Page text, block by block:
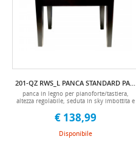
collegamento 3 tedali
universalespegnimento automatico dopo
30 minuti di inattivitàspeaker: 2 x
15wbluetooth 5.0: interazione con app per
performance e didatticainclude:
alimentatore, pedale sustain, leggìo,
manuale it/en accessori non inclusi: stand
10 kg .dicono di noi: -sm strumenti
201-QZ RWS_L PANCA STANDARD PALISSANDRO SATINATA (LISCIA)
panca in legno per pianoforte/tastiera,
altezza regolabile, seduta in sky imbottita e
panchette, panche, bench, sgabelli,
sgabello, panca per pianoforte, panche per
pianoforti, legno, piano, acustico, digitale,
acustici, digitali, coda, verticale, a muro,
€ 138,99
Disponibile